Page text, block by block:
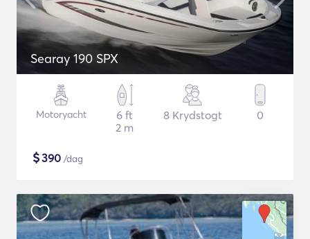
Searay 190 SPX
Motoryacht
6 ft
2 m
8 Krydstogt 0
$390 /dag